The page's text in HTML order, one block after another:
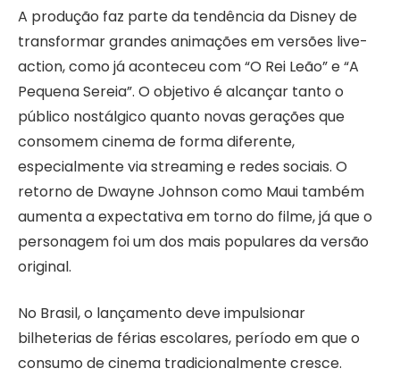
A produção faz parte da tendência da Disney de
transformar grandes animações em versões live-
action, como já aconteceu com “O Rei Leão” e “A
Pequena Sereia”. O objetivo é alcançar tanto o
público nostálgico quanto novas gerações que
consomem cinema de forma diferente,
especialmente via streaming e redes sociais. O
retorno de Dwayne Johnson como Maui também
aumenta a expectativa em torno do filme, já que o
personagem foi um dos mais populares da versão
original.
No Brasil, o lançamento deve impulsionar
bilheterias de férias escolares, período em que o
consumo de cinema tradicionalmente cresce.